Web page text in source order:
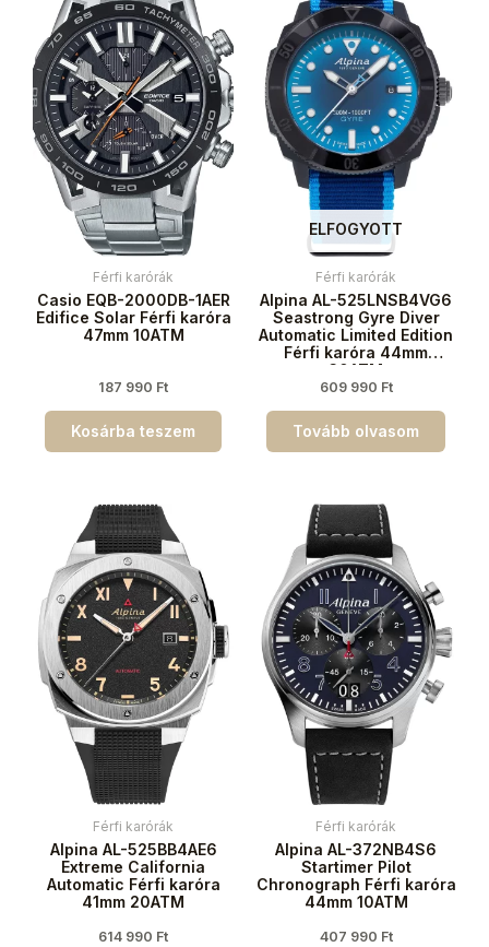
Férfi karórák
Casio EQB-2000DB-1AER
Edifice Solar Férfi karóra
47mm 10ATM
187 990 Ft
Kosárba teszem
ELFOGYOTT
Férfi karórák
Alpina AL-525LNSB4VG6
Seastrong Gyre Diver
Automatic Limited Edition
Férfi karóra 44mm
30ATM
609 990 Ft
Tovább olvasom
Férfi karórák
Alpina AL-525BB4AE6
Extreme California
Automatic Férfi karóra
41mm 20ATM
614 990 Ft
Férfi karórák
Alpina AL-372NB4S6
Startimer Pilot
Chronograph Férfi karóra
44mm 10ATM
407 990 Ft